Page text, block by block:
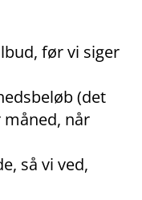
før vi siger
(det
når
så vi ved,